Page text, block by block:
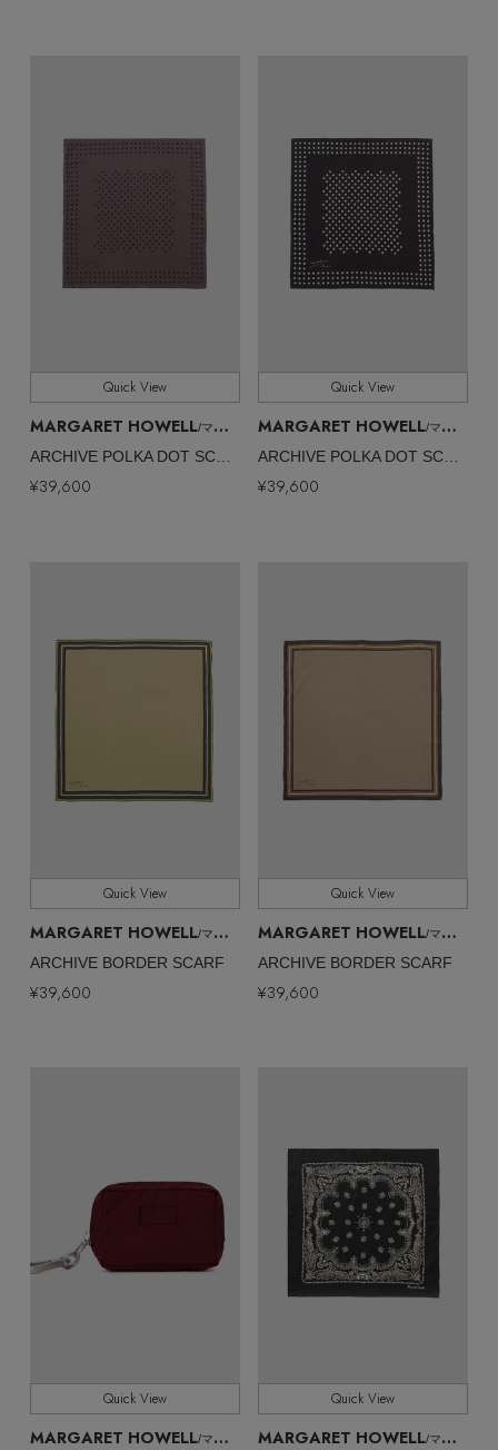
Quick View
MARGARET HOWELL/マーガレット・ハウエル
ARCHIVE POLKA DOT SCARF
¥39,600
Quick View
MARGARET HOWELL/マーガレット・ハウエル
ARCHIVE POLKA DOT SCARF
¥39,600
Quick View
MARGARET HOWELL/マーガレット・ハウエル
ARCHIVE BORDER SCARF
¥39,600
Quick View
MARGARET HOWELL/マーガレット・ハウエル
ARCHIVE BORDER SCARF
¥39,600
Quick View
MARGARET HOWELL/マーガレット・ハウエル
Quick View
MARGARET HOWELL/マーガレット・ハウエル